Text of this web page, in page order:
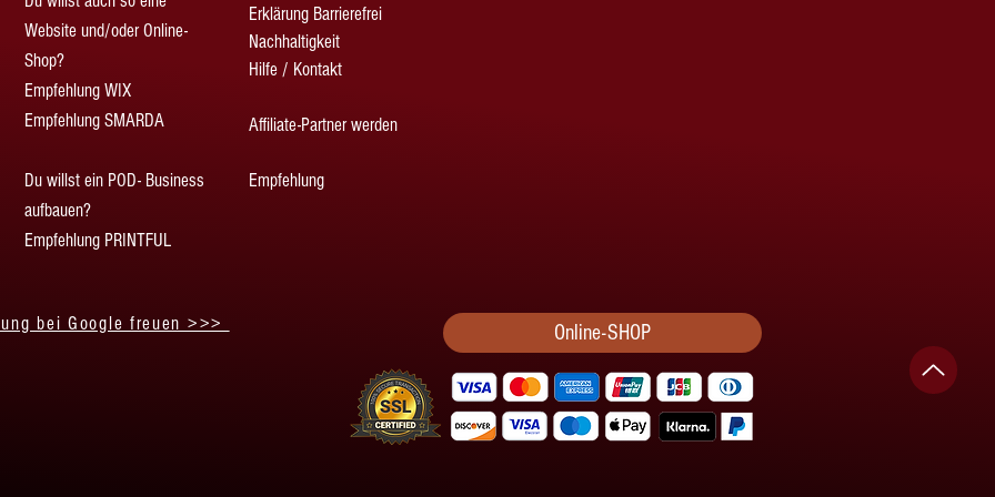
Website und/oder Online-
Shop?
Empfehlung WIX
Empfehlung SMARDA
Du willst ein POD- Business
aufbauen?
Empfehlung PRINTFUL
Erklärung Barrierefrei
Nachhaltigkeit
Hilfe / Kontakt
Affiliate-Partner werden
Empfehlung
bei Google freuen >>> Online-SHOP